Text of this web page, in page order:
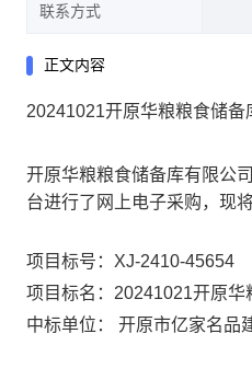
联系方式
正文内容
20241021开原华粮粮食储
开原华粮粮食储备库有限公
台进行了网上电子采购，现
项目标号：XJ-2410-45654
项目标名：20241021开原
中标单位： 开原市亿家名品